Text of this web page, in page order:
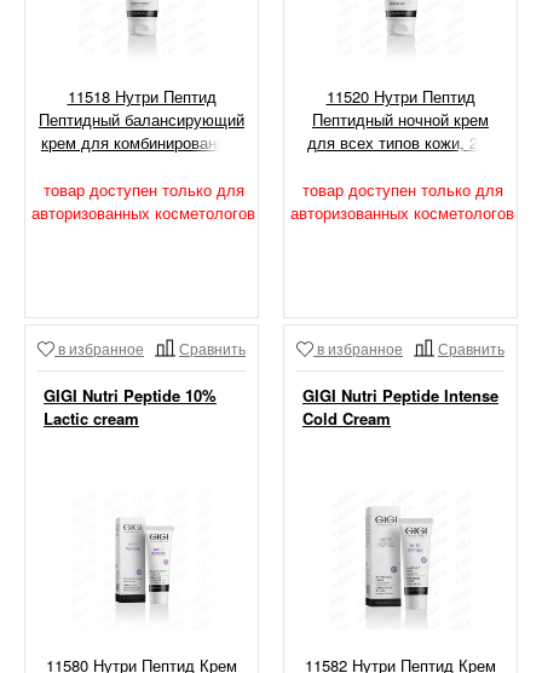
11518 Нутри Пептид
Пептидный балансирующий
крем для комбинированной
товар доступен только для
авторизованных косметологов
11520 Нутри Пептид
Пептидный ночной крем
для всех типов кожи, 200
товар доступен только для
авторизованных косметологов
в избранное Сравнить
GIGI Nutri Peptide 10%
Lactic cream
11580 Нутри Пептид Крем
в избранное Сравнить
GIGI Nutri Peptide Intense
Cold Cream
11582 Нутри Пептид Крем